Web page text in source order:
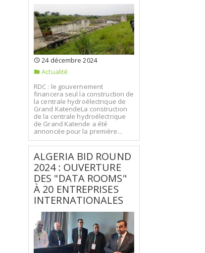
24 décembre 2024
Actualité
RDC : le gouvernement
financera seul la construction de
la centrale hydroélectrique de
Grand KatendeLa construction
de la centrale hydroélectrique
de Grand Katende a été
annoncée pour la première...
ALGERIA BID ROUND
2024 : OUVERTURE
DES "DATA ROOMS"
À 20 ENTREPRISES
INTERNATIONALES